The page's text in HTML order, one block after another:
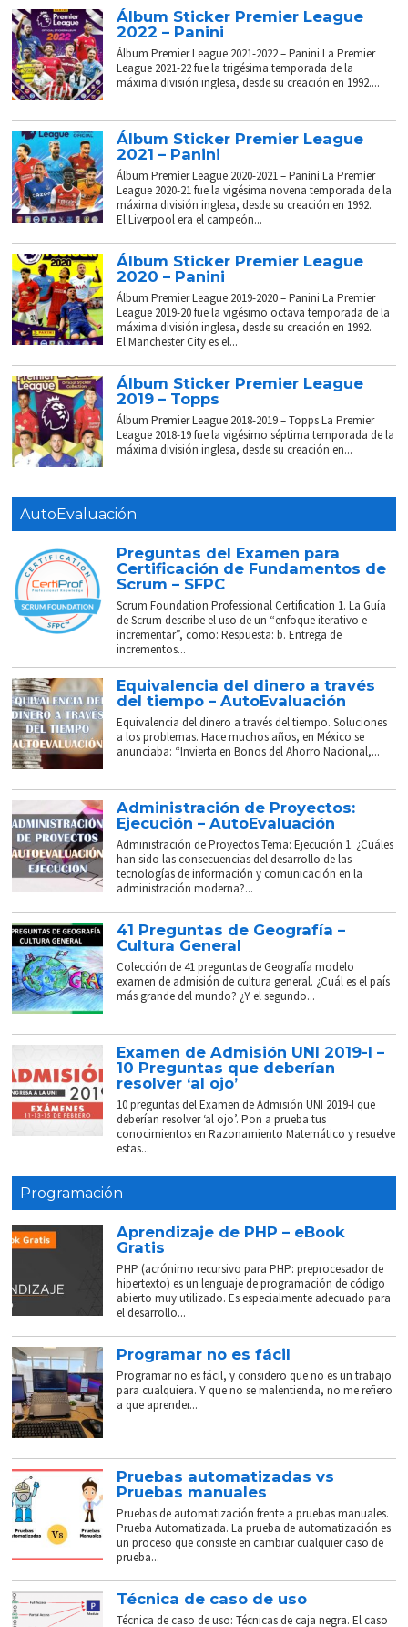
Álbum Sticker Premier League
2022 – Panini
Álbum Premier League 2021-2022 – Panini La Premier
League 2021-22 fue la trigésima temporada de la
máxima división inglesa, desde su creación en 1992....
Álbum Sticker Premier League
2021 – Panini
Álbum Premier League 2020-2021 – Panini La Premier
League 2020-21 fue la vigésima novena temporada de la
máxima división inglesa, desde su creación en 1992.
El Liverpool era el campeón...
Álbum Sticker Premier League
2020 – Panini
Álbum Premier League 2019-2020 – Panini La Premier
League 2019-20 fue la vigésimo octava temporada de la
máxima división inglesa, desde su creación en 1992.
El Manchester City es el...
Álbum Sticker Premier League
2019 – Topps
Álbum Premier League 2018-2019 – Topps La Premier
League 2018-19 fue la vigésimo séptima temporada de la
máxima división inglesa, desde su creación en...
AutoEvaluación
Preguntas del Examen para
Certificación de Fundamentos de
Scrum – SFPC
Scrum Foundation Professional Certification 1. La Guía
de Scrum describe el uso de un “enfoque iterativo e
incrementar”, como: Respuesta: b. Entrega de
incrementos...
Equivalencia del dinero a través
del tiempo – AutoEvaluación
Equivalencia del dinero a través del tiempo. Soluciones
a los problemas. Hace muchos años, en México se
anunciaba: “Invierta en Bonos del Ahorro Nacional,...
Administración de Proyectos:
Ejecución – AutoEvaluación
Administración de Proyectos Tema: Ejecución 1. ¿Cuáles
han sido las consecuencias del desarrollo de las
tecnologías de información y comunicación en la
administración moderna?...
41 Preguntas de Geografía –
Cultura General
Colección de 41 preguntas de Geografía modelo
examen de admisión de cultura general. ¿Cuál es el país
más grande del mundo? ¿Y el segundo...
Examen de Admisión UNI 2019-I –
10 Preguntas que deberían
resolver ‘al ojo’
10 preguntas del Examen de Admisión UNI 2019-I que
deberían resolver ‘al ojo’. Pon a prueba tus
conocimientos en Razonamiento Matemático y resuelve
estas...
Programación
Aprendizaje de PHP – eBook
Gratis
PHP (acrónimo recursivo para PHP: preprocesador de
hipertexto) es un lenguaje de programación de código
abierto muy utilizado. Es especialmente adecuado para
el desarrollo...
Programar no es fácil
Programar no es fácil, y considero que no es un trabajo
para cualquiera. Y que no se malentienda, no me refiero
a que aprender...
Pruebas automatizadas vs
Pruebas manuales
Pruebas de automatización frente a pruebas manuales.
Prueba Automatizada. La prueba de automatización es
un proceso que consiste en cambiar cualquier caso de
prueba...
Técnica de caso de uso
Técnica de caso de uso: Técnicas de caja negra. El caso